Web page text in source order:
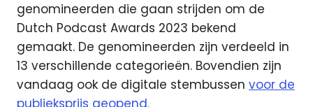
genomineerden die gaan strijden om de
Dutch Podcast Awards 2023 bekend
gemaakt. De genomineerden zijn verdeeld in
13 verschillende categorieën. Bovendien zijn
vandaag ook de digitale stembussen voor de